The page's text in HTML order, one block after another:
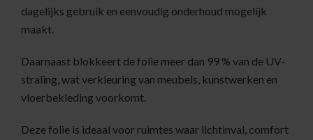
dagelijks gebruik en eenvoudig onderhoud mogelijk
maakt.
Daarnaast blokkeert de folie meer dan 99 % van de UV-
straling, wat verkleuring van meubels, kunstwerken en
vloerbekleding voorkomt.
Deze folie is ideaal voor ruimtes waar lichtinval, comfort